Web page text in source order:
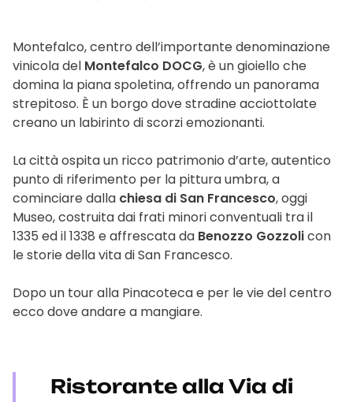
Montefalco, centro dell’importante denominazione
vinicola del Montefalco DOCG, è un gioiello che
domina la piana spoletina, offrendo un panorama
strepitoso. È un borgo dove stradine acciottolate
creano un labirinto di scorzi emozionanti.
La città ospita un ricco patrimonio d’arte, autentico
punto di riferimento per la pittura umbra, a
cominciare dalla chiesa di San Francesco, oggi
Museo, costruita dai frati minori conventuali tra il
1335 ed il 1338 e affrescata da Benozzo Gozzolicon
le storie della vita di San Francesco.
Dopo un tour alla Pinacoteca e per le vie del centro
ecco dove andare a mangiare.
Ristorante alla Via di